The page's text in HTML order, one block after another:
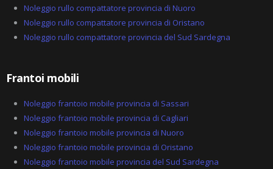
Noleggio rullo compattatore provincia di Nuoro
Noleggio rullo compattatore provincia di Oristano
Noleggio rullo compattatore provincia del Sud Sardegna
Frantoi mobili
Noleggio frantoio mobile provincia di Sassari
Noleggio frantoio mobile provincia di Cagliari
Noleggio frantoio mobile provincia di Nuoro
Noleggio frantoio mobile provincia di Oristano
Noleggio frantoio mobile provincia del Sud Sardegna